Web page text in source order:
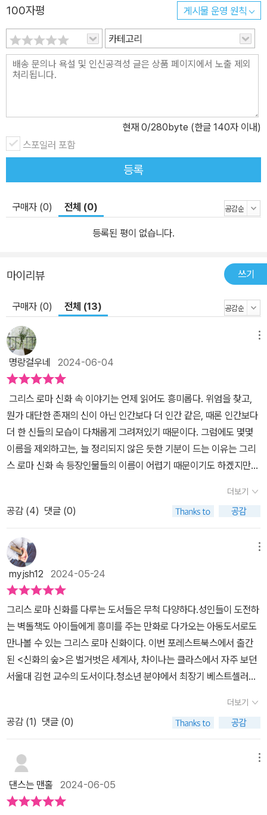
기도 하고, 누구도 그녀의 말을 믿어주지 않는 카산드라를 보며 탄식
을 머금게 되기도 한다. 동시에 이는 수천 년 전부터 내려온 이야기이
지만 그 속의 등장인물이 보여주는 사랑, 질투, 절망 등을 포함한 희노
애락이나 본성은 지금과 별반 다를 바 없다는 사실까지 자연스럽게
깨닫게 될 것이다. “지금 이 시대에 가장 필요한 능력, 질문력을 길러
말이 있다. 과거 오바마 미국 대통령이 한국을 방문했을 때의 일인데,
그는 전 세계 기자들이 모인 곳에서 한국이 행사의 개최국이니만큼
특별히 한국 기자들에게 ‘질문할 기회’를 주겠다고 했다. 그러나 한국
기자는 단 한 명도 질문하지 않았다. 왜 그들은 자유롭게 질문을 던지
우선하지 않는 국내 교육 방식이 문제라는 지적이 있기도 했다. 그러
나 지금은 ‘AI’의 시대이다. 이로써 인간의 질문 능력에 대한 중요성이
자의 명령어, 즉 무슨 질문을 하느냐에 따라 원하는 대답과 크리에이
티브한 결과물을 얻을 수 있다. 그래서 AI 전문가들은 미래에 인간이
력’을 키우기 위해서는 무엇을 해야 할까. 가장 확실한 답은 바로 ‘독
서’이며, 그중에서도 신화나 철학 등은 이미 검증된 고전이다. 책과 고
전의 효용은 바로 여기에 있다. 고전은 수천 년을 살아내려 온 이야기
이며, 동시에 다양한 인물과 에피소드가 등장하기에 자연스럽게 읽는
동안 문해력, 추리력을 키울 수 있고, 인물에 감정 이입하거나 숨은 의
도를 찾아내며 ‘나라면 어땠을까’라는 생각을 바탕으로 사고력이 자
라나기 때문이다. 이제 이 책을 통해 아이가 옛 신전에서 불어온 26
가지 이야기에 귀 기울이게 해보자. 분명 얼마 지나지 않아 오래전부
터 전해 내려오는 지혜로운 이야기 속에 반짝이는 생각을 더해 자기
만의 언어로 제법 근사하게 표현하는 아이의 놀라운 변화를 목격하게
100자평 게시물 운영 원칙
카테고리
현재 0/280byte (한글 140자 이내)
스포일러 포함
등록
구매자 (0) 전체 (0)
등록된 평이 없습니다.
마이리뷰 쓰기
구매자 (0) 전체 (13)
명랑걸우네 2024-06-04
그리스 로마 신화 속 이야기는 언제 읽어도 흥미롭다. 위엄을 찾고,
뭔가 대단한 존재의 신이 아닌 인간보다 더 인간 같은, 때론 인간보다
더 한 신들의 모습이 다채롭게 그려져있기 때문이다. 그럼에도 몇몇
이름을 제외하고는, 늘 정리되지 않은 듯한 기분이 드는 이유는 그리
스 로마 신화 속 등장인물들의 이름이 어렵기 때문이기도 하겠지만
기도 하다. 물론 그리스 로마 신화는 역사서가 아니다. 시간의 흐름을
연결되긴 하지만, 그러기에는 너무 방대하기도 하다. 과연 어떻게 읽
으면 좀 더 정리되고 기억에 남을 수 있을까?​ 저자의 이름이 낯익은
이유는, 몇 년째 내 위시리스트에 담겨있는 책이 바로 김헌의 그리스
로마신화이기 때문이고, 얼마 전 한 프로에서 그리스 로마신화를 다
루었는데 그때 전문가인 김헌 교수가 패널로 참여했기 때문이다. 그
래서 더 기대가 되었다.​ 신화의 숲에는 세 종류의 숲이 등장한다. 신화
에서 가장 많이 등장하는 사랑에 관한 숲, 신을 향한 인간이 촉발한 저
주와 재앙의 숲, 그리고 큰 획을 그은 용감한 인물들의 숲으로 구성되
어 있다. 보통 신화의 시작은 대지의 신 가이아와 하늘의 신 우라노스
등으로부터 시작되지만, 이 책은 에코로부터 시작된다. 산에서 울리
는 메아리를 뜻하는 에코는 어떻게 목소리로만 남게 되었을까? 그리
고 에코가 사랑했던 남자는 누구였을까? 에코를부터 이어지는 이야
기는 나르키소스와 연결이 된다. 그리고 사랑의 숲에서 가장 큰 역할
에로스 본인의 이야기도 상당 부분 등장하기 때문에 흥미롭게 읽을
수 있다.​ 한편, 두 번째 장에 등장하는 인물들은 신의 저주를 받거나,
인간의 욕심 등으로 인해 저주를 받게 된 사연들이 소개된다. 물론 자
더보기
공감 (4) 댓글 (0)
myjsh12 2024-05-24
그리스 로마 신화를 다루는 도서들은 무척 다양하다.성인들이 도전하
는 벽돌책도 아이들에게 흥미를 주는 만화로 다가오는 아동도서로도
만나볼 수 있는 그리스 로마 신화이다. 이번 포레스트북스에서 출간
된 <신화의 숲>은 벌거벗은 세계사, 차이나는 클라스에서 자주 보던
서울대 김헌 교수의 도서이다.​청소년 분야에서 최장기 베스트셀러를
들 때 그리스 로마 신화를 읽으며 나아갈 힘과 답을 찾을 수 있다는 저
자의 말에 공감의 한 표를 던지며 <신화의 숲>을 소개해 본다. ​​신비
로운 옛 신전이 품은 26가지 이야기 씨앗​​<신화의 숲>은 신 그리고
인간의 이야기를 시작으로 첫 번째 숲, 신비롭고 아름다운 신화 속 사
앙 세 번째 숲, 스스로 새로운 길을 개척하는 용감한 자들로 구성되어
있다.​자신의 생각은 전혀 고려하지 않고 다른 사람의 기준을 따르기
더보기
공감 (1) 댓글 (0)
댄스는 맨홀 2024-06-05